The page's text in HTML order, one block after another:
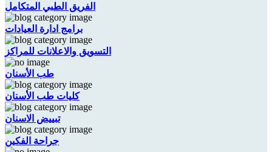
الفريق الطبي المتكامل
برامج ادارة العيادات
التسويق والاعلانات للمراكز
طب الأسنان
كليات طب الأسنان
تبييض الاسنان
جراحة الفكين